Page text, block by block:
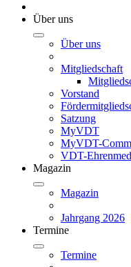
Über uns
Über uns
Mitgliedschaft
Vorstand
Satzung
MyVDT
MyVDT-
VDT-
Magazin
Magazin
Jahrgang 2026
Termine
Termine